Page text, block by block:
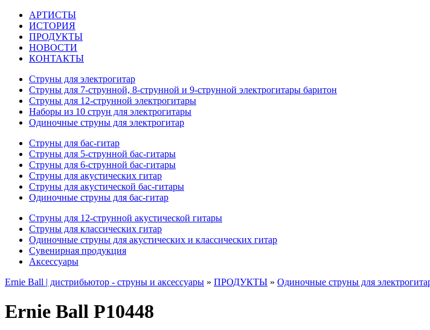
АРТИСТЫ
ИСТОРИЯ
ПРОДУКТЫ
НОВОСТИ
КОНТАКТЫ
Струны для электрогитар
Струны для 7-струнной, 8-струнной и 9-струнной электрогитары баритон
Струны для 12-струнной электрогитары
Наборы из 10 струн для электрогитары
Одиночные струны для электрогитар
Струны для бас-гитар
Струны для 5-струнной бас-гитары
Струны для 6-струнной бас-гитары
Струны для акустических гитар
Струны для акустической бас-гитары
Одиночные струны для бас-гитар
Струны для 12-струнной акустической гитары
Струны для классических гитар
Одиночные струны для акустических и классических гитар
Сувенирная продукция
Аксессуары
Ernie Ball | дистрибьютор - струны и аксессуары » ПРОДУКТЫ » Одиночные струны для
Ernie Ball P10448